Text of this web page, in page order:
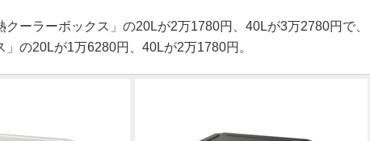
ーラーボックス」の20Lが2万1780円、40Lが3万2780円で、
」の20Lが1万6280円、40Lが2万1780円。